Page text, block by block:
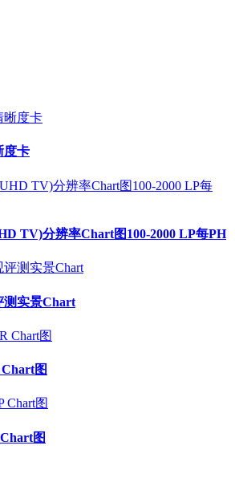
度卡
TV)分辨率Chart图100-2000 LP每PH
测实景Chart
Chart图
图